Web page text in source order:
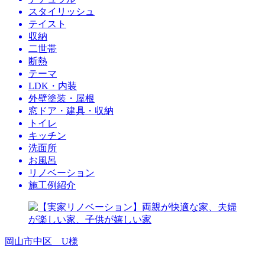
スタイリッシュ
テイスト
収納
二世帯
断熱
テーマ
LDK・内装
外壁塗装・屋根
窓ドア・建具・収納
トイレ
キッチン
洗面所
お風呂
リノベーション
施工例紹介
岡山市中区 U様